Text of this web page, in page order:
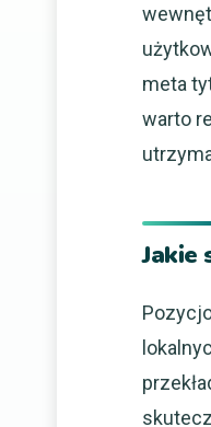
meta
warto
Jakie